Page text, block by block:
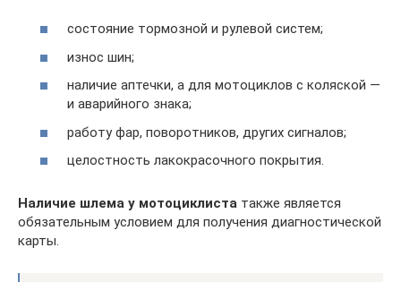
состояние тормозной и рулевой систем;
износ шин;
наличие аптечки, а для мотоциклов с коляской —
и аварийного знака;
работу фар, поворотников, других сигналов;
целостность лакокрасочного покрытия.
Наличие шлема у мотоциклиста также является
обязательным условием для получения диагностической
карты.